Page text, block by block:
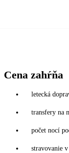
Cena zahŕňa
letecká
transfery na
počet nocí
stravovanie